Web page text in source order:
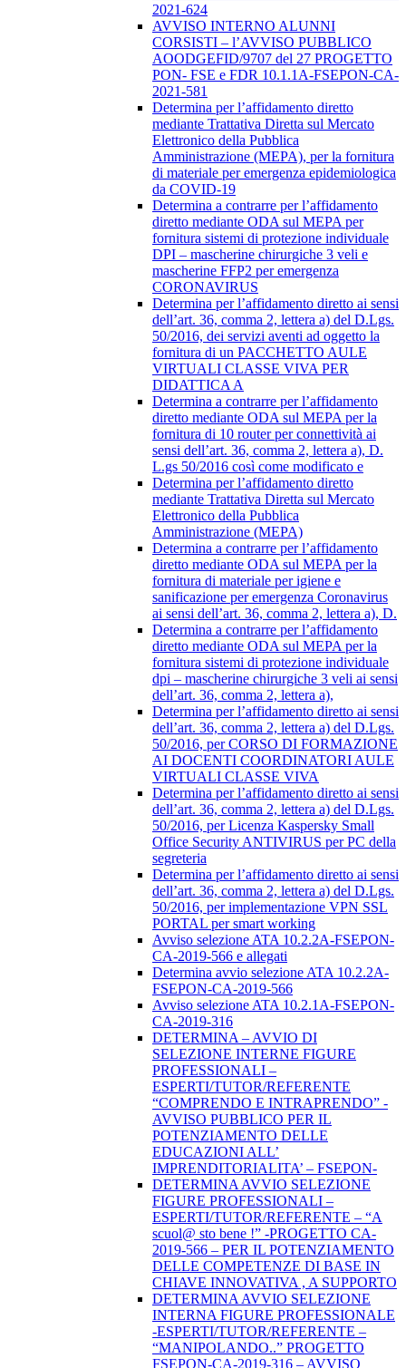
2021-624
AVVISO INTERNO ALUNNI
CORSISTI – l’AVVISO PUBBLICO
AOODGEFID/9707 del 27 PROGETTO
PON- FSE e FDR 10.1.1A-FSEPON-CA-
2021-581
Determina per l’affidamento diretto
mediante Trattativa Diretta sul Mercato
Elettronico della Pubblica
Amministrazione (MEPA), per la fornitura
di materiale per emergenza epidemiologica
da COVID-19
Determina a contrarre per l’affidamento
diretto mediante ODA sul MEPA per
fornitura sistemi di protezione individuale
DPI – mascherine chirurgiche 3 veli e
mascherine FFP2 per emergenza
CORONAVIRUS
Determina per l’affidamento diretto ai sensi
dell’art. 36, comma 2, lettera a) del D.Lgs.
50/2016, dei servizi aventi ad oggetto la
fornitura di un PACCHETTO AULE
VIRTUALI CLASSE VIVA PER
DIDATTICA A
Determina a contrarre per l’affidamento
diretto mediante ODA sul MEPA per la
fornitura di 10 router per connettività ai
sensi dell’art. 36, comma 2, lettera a), D.
L.gs 50/2016 così come modificato e
Determina per l’affidamento diretto
mediante Trattativa Diretta sul Mercato
Elettronico della Pubblica
Amministrazione (MEPA)
Determina a contrarre per l’affidamento
diretto mediante ODA sul MEPA per la
fornitura di materiale per igiene e
sanificazione per emergenza Coronavirus
ai sensi dell’art. 36, comma 2, lettera a), D.
Determina a contrarre per l’affidamento
diretto mediante ODA sul MEPA per la
fornitura sistemi di protezione individuale
dpi – mascherine chirurgiche 3 veli ai sensi
dell’art. 36, comma 2, lettera a),
Determina per l’affidamento diretto ai sensi
dell’art. 36, comma 2, lettera a) del D.Lgs.
50/2016, per CORSO DI FORMAZIONE
AI DOCENTI COORDINATORI AULE
VIRTUALI CLASSE VIVA
Determina per l’affidamento diretto ai sensi
dell’art. 36, comma 2, lettera a) del D.Lgs.
50/2016, per Licenza Kaspersky Small
Office Security ANTIVIRUS per PC della
segreteria
Determina per l’affidamento diretto ai sensi
dell’art. 36, comma 2, lettera a) del D.Lgs.
50/2016, per implementazione VPN SSL
PORTAL per smart working
Avviso selezione ATA 10.2.2A-FSEPON-
CA-2019-566 e allegati
Determina avvio selezione ATA 10.2.2A-
FSEPON-CA-2019-566
Avviso selezione ATA 10.2.1A-FSEPON-
CA-2019-316
DETERMINA – AVVIO DI
SELEZIONE INTERNE FIGURE
PROFESSIONALI –
ESPERTI/TUTOR/REFERENTE
“COMPRENDO E INTRAPRENDO” -
AVVISO PUBBLICO PER IL
POTENZIAMENTO DELLE
EDUCAZIONI ALL’
IMPRENDITORIALITA’ – FSEPON-
DETERMINA AVVIO SELEZIONE
FIGURE PROFESSIONALI –
ESPERTI/TUTOR/REFERENTE – “A
scuol@ sto bene !” -PROGETTO CA-
2019-566 – PER IL POTENZIAMENTO
DELLE COMPETENZE DI BASE IN
CHIAVE INNOVATIVA , A SUPPORTO
DETERMINA AVVIO SELEZIONE
INTERNA FIGURE PROFESSIONALE
-ESPERTI/TUTOR/REFERENTE –
“MANIPOLANDO..” PROGETTO
FSEPON-CA-2019-316 – AVVISO